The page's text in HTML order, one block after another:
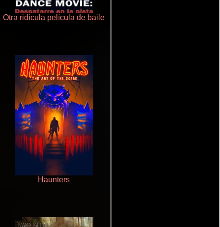
Otra ridícula película de baile
Haunters